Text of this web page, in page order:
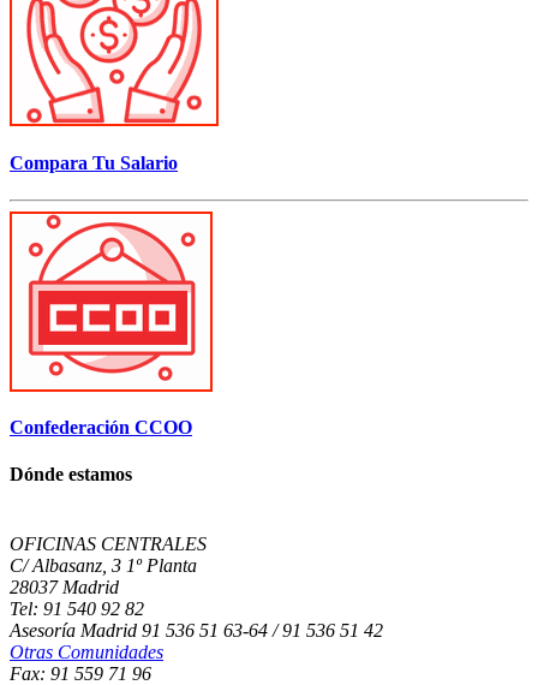
Compara Tu Salario
Confederación CCOO
Dónde estamos
OFICINAS CENTRALES
C/ Albasanz, 3 1º Planta
28037 Madrid
Tel: 91 540 92 82
Asesoría Madrid 91 536 51 63-64 / 91 536 51 42
Otras Comunidades
Fax: 91 559 71 96